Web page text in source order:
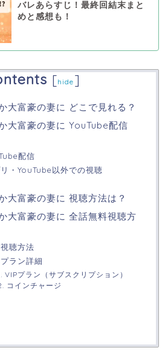
バレあらすじ！最終回結末まと
めと感想も！
[hide ]
大富豪の妻に どこで見れる？
大富豪の妻に YouTube配信
配信
・YouTube以外での視聴
大富豪の妻に 視聴方法は？
大富豪の妻に 全話無料視聴方
聴方法
ラン詳細
VIPプラン（サブスクリプション）
コインチャージ